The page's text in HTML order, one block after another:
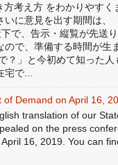
方考え方 をわかりやすく
に意見を出す期間は、
で、告示・縦覧が先送
ので、準備する時間が生
？」と今初めて知った人
で...
of Demand on April 16,
translation of our
on the press
16, 2019. You can